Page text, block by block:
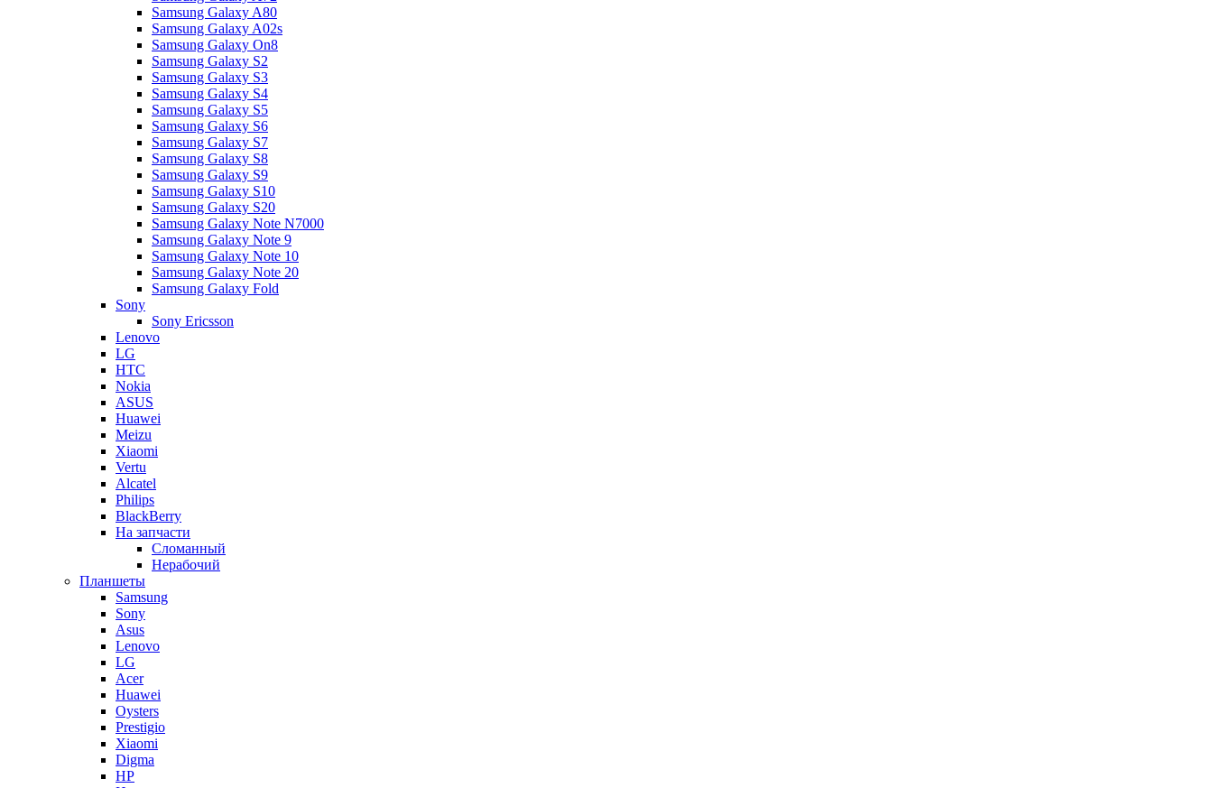
Samsung Galaxy A80
Samsung Galaxy A02s
Samsung Galaxy On8
Samsung Galaxy S2
Samsung Galaxy S3
Samsung Galaxy S4
Samsung Galaxy S5
Samsung Galaxy S6
Samsung Galaxy S7
Samsung Galaxy S8
Samsung Galaxy S9
Samsung Galaxy S10
Samsung Galaxy S20
Samsung Galaxy Note N7000
Samsung Galaxy Note 9
Samsung Galaxy Note 10
Samsung Galaxy Note 20
Samsung Galaxy Fold
Sony
Sony Ericsson
Lenovo
LG
HTC
Nokia
ASUS
Huawei
Meizu
Xiaomi
Vertu
Alcatel
Philips
BlackBerry
На запчасти
Сломанный
Нерабочий
Планшеты
Samsung
Sony
Asus
Lenovo
LG
Acer
Huawei
Oysters
Prestigio
Xiaomi
Digma
HP